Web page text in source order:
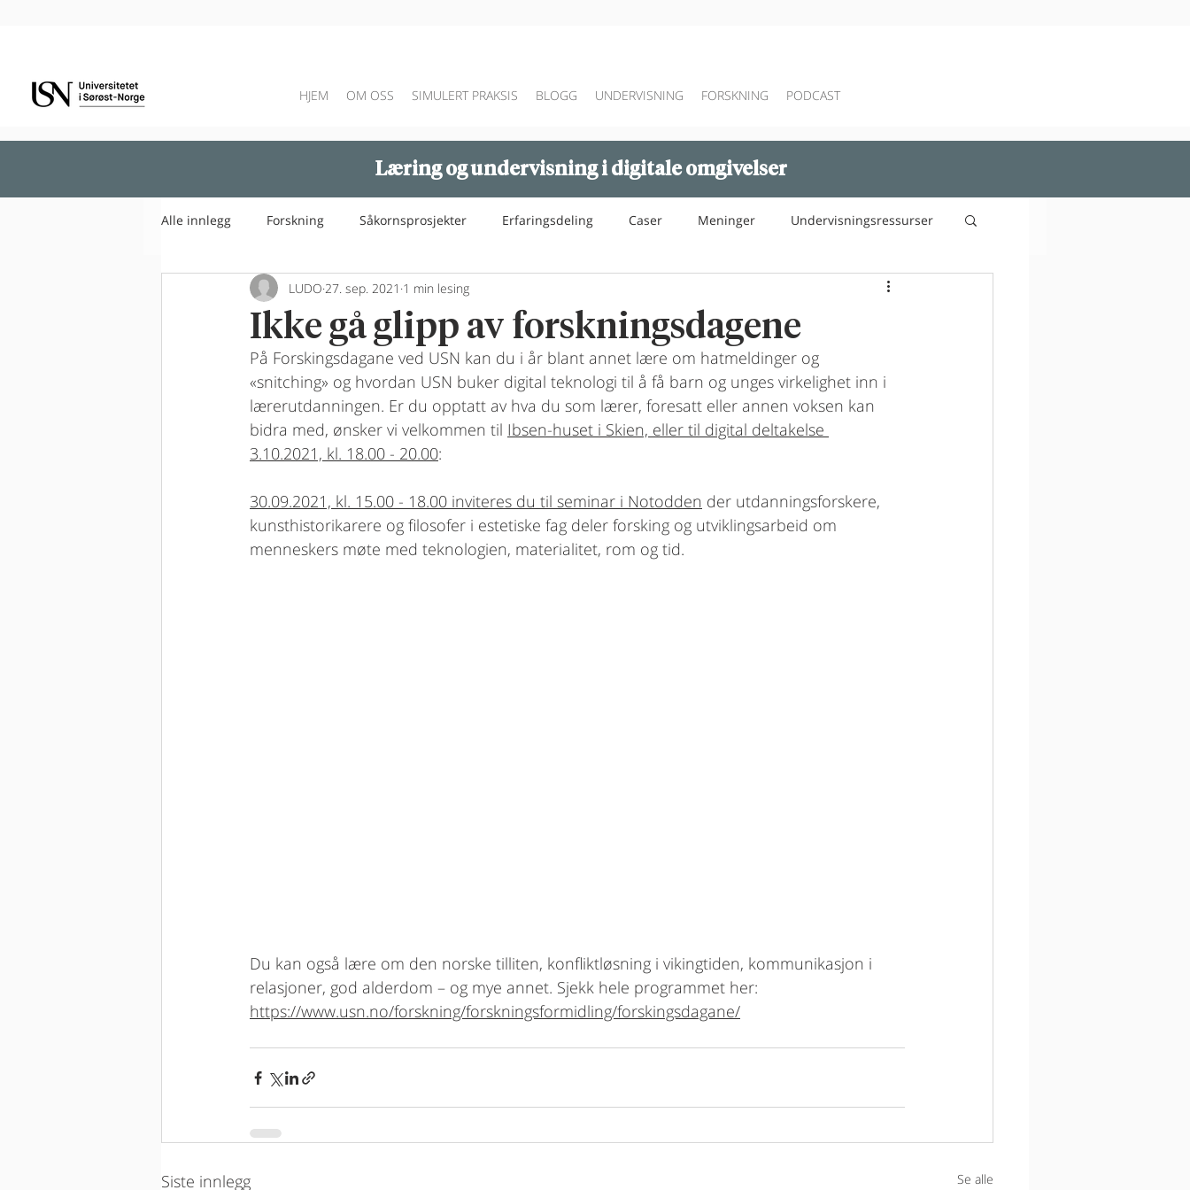
HJEM OM OSS SIMULERT PRAKSIS BLOGG UNDERVISNING FORSKNING PODCAST
Alle innlegg Forskning Såkornsprosjekter Erfaringsdeling Caser Meninger Undervisningsressurser
Ikke gå glipp av forskningsdagene
LUDO 27. sep. 2021 1 min lesing
På Forskingsdagane ved USN kan du i år blant annet lære om hatmeldinger og
«snitching» og hvordan USN buker digital teknologi til å få barn og unges virkelighet inn i
lærerutdanningen. Er du opptatt av hva du som lærer, foresatt eller annen voksen kan
bidra med, ønsker vi velkommen til Ibsen-huset i Skien, eller til digital deltakelse
3.10.2021, kl. 18.00 - 20.00:
30.09.2021, kl. 15.00 - 18.00 inviteres du til seminar i Notodden der utdanningsforskere,
kunsthistorikarere og filosofer i estetiske fag deler forsking og utviklingsarbeid om
menneskers møte med teknologien, materialitet, rom og tid.
Du kan også lære om den norske tilliten, konfliktløsning i vikingtiden, kommunikasjon i
relasjoner, god alderdom – og mye annet. Sjekk hele programmet her:
https://www.usn.no/forskning/forskningsformidling/forskingsdagane/
Siste innlegg Se alle
Læring og undervisning i digitale omgivelser